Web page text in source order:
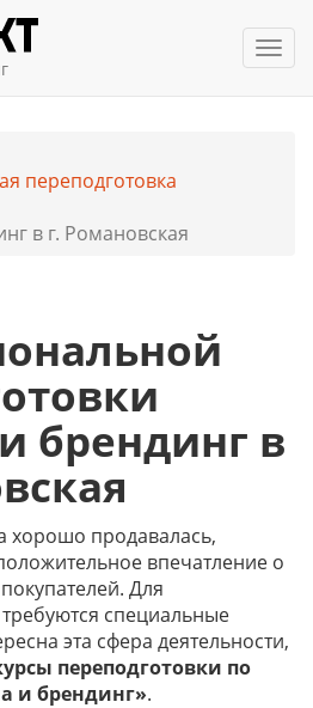
переподготовка
в г. Романовская
брендинг в
хорошо продавалась,
впечатление о
Для
специальные
эта сфера деятельности,
переподготовки по
и брендинг».